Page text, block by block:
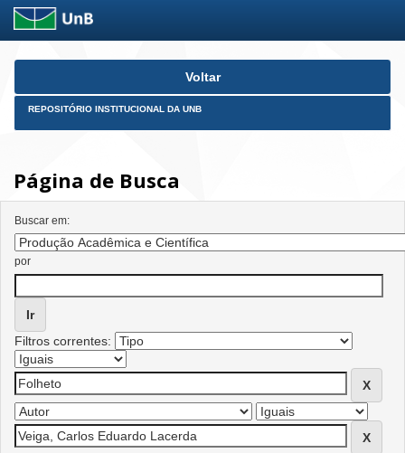
Skip
Voltar
REPOSITÓRIO INSTITUCIONAL DA UNB
Página de Busca
Buscar em:
por
Filtros correntes: